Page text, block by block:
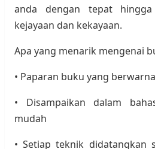
anda dengan tepat
kejayaan dan kekayaan.
Apa yang menarik mengenai
• Paparan buku yang
• Disampaikan dalam
mudah
• Setiap teknik didatangkan